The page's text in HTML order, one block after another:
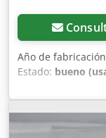
Año de
Estado: bueno
,
nuestro
probadas y
tipo pistola